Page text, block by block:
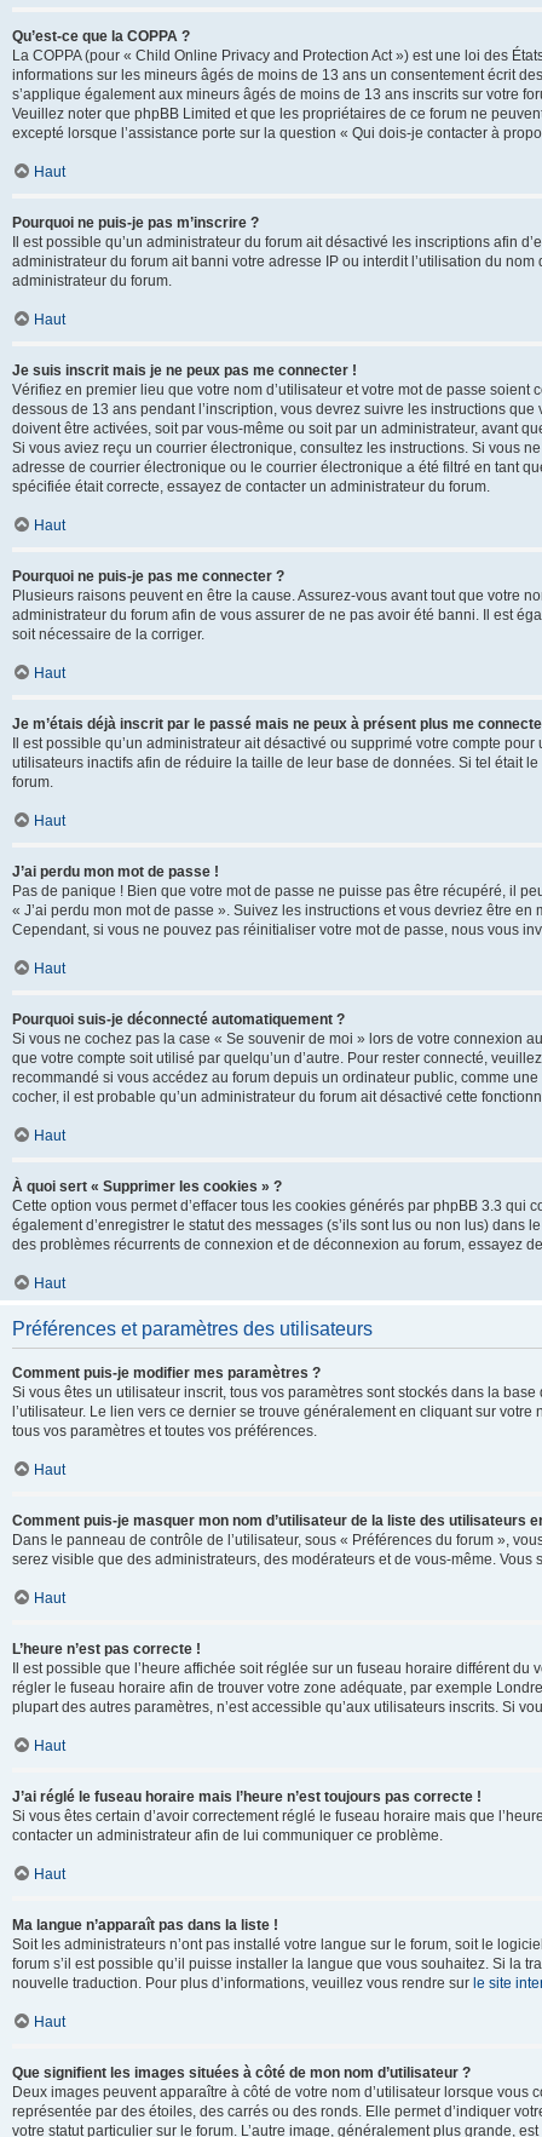
Qu’est-ce que la COPPA ?
La COPPA (pour « Child Online Privacy and Protection Act ») est une loi des
informations sur les mineurs âgés de moins de 13 ans un consentement écrit
s’applique également aux mineurs âgés de moins de 13 ans inscrits sur votre
Veuillez noter que phpBB Limited et que les propriétaires de ce forum ne
excepté lorsque l’assistance porte sur la question « Qui dois-je contacter à
Haut
Pourquoi ne puis-je pas m’inscrire ?
Il est possible qu’un administrateur du forum ait désactivé les inscriptions afin
administrateur du forum ait banni votre adresse IP ou interdit l’utilisation du
administrateur du forum.
Haut
Je suis inscrit mais je ne peux pas me connecter !
Vérifiez en premier lieu que votre nom d’utilisateur et votre mot de passe
dessous de 13 ans pendant l’inscription, vous devrez suivre les instructions
doivent être activées, soit par vous-même ou soit par un administrateur, avant
Si vous aviez reçu un courrier électronique, consultez les instructions. Si vous
adresse de courrier électronique ou le courrier électronique a été filtré en tant
spécifiée était correcte, essayez de contacter un administrateur du forum.
Haut
Pourquoi ne puis-je pas me connecter ?
Plusieurs raisons peuvent en être la cause. Assurez-vous avant tout que votre
administrateur du forum afin de vous assurer de ne pas avoir été banni. Il est
soit nécessaire de la corriger.
Haut
Je m’étais déjà inscrit par le passé mais ne peux à présent plus me
Il est possible qu’un administrateur ait désactivé ou supprimé votre compte
utilisateurs inactifs afin de réduire la taille de leur base de données. Si tel était
forum.
Haut
J’ai perdu mon mot de passe !
Pas de panique ! Bien que votre mot de passe ne puisse pas être récupéré, il
« J’ai perdu mon mot de passe ». Suivez les instructions et vous devriez être
Cependant, si vous ne pouvez pas réinitialiser votre mot de passe, nous vous
Haut
Pourquoi suis-je déconnecté automatiquement ?
Si vous ne cochez pas la case « Se souvenir de moi » lors de votre connexion
que votre compte soit utilisé par quelqu’un d’autre. Pour rester connecté,
recommandé si vous accédez au forum depuis un ordinateur public, comme
cocher, il est probable qu’un administrateur du forum ait désactivé cette
Haut
À quoi sert « Supprimer les cookies » ?
Cette option vous permet d’effacer tous les cookies générés par phpBB 3.3
également d’enregistrer le statut des messages (s’ils sont lus ou non lus)
des problèmes récurrents de connexion et de déconnexion au forum, essayez
Haut
Préférences et paramètres des utilisateurs
Comment puis-je modifier mes paramètres ?
Si vous êtes un utilisateur inscrit, tous vos paramètres sont stockés dans la
l’utilisateur. Le lien vers ce dernier se trouve généralement en cliquant sur
tous vos paramètres et toutes vos préférences.
Haut
Comment puis-je masquer mon nom d’utilisateur de la liste des utilisateurs
Dans le panneau de contrôle de l’utilisateur, sous « Préférences du forum »,
serez visible que des administrateurs, des modérateurs et de vous-même.
Haut
L’heure n’est pas correcte !
Il est possible que l’heure affichée soit réglée sur un fuseau horaire différent
régler le fuseau horaire afin de trouver votre zone adéquate, par exemple
plupart des autres paramètres, n’est accessible qu’aux utilisateurs inscrits. Si
Haut
J’ai réglé le fuseau horaire mais l’heure n’est toujours pas correcte !
Si vous êtes certain d’avoir correctement réglé le fuseau horaire mais que
contacter un administrateur afin de lui communiquer ce problème.
Haut
Ma langue n’apparaît pas dans la liste !
Soit les administrateurs n’ont pas installé votre langue sur le forum, soit le
forum s’il est possible qu’il puisse installer la langue que vous souhaitez. Si la
nouvelle traduction. Pour plus d’informations, veuillez vous rendre sur le site
Haut
Que signifient les images situées à côté de mon nom d’utilisateur ?
Deux images peuvent apparaître à côté de votre nom d’utilisateur lorsque
représentée par des étoiles, des carrés ou des ronds. Elle permet d’indiquer
votre statut particulier sur le forum. L’autre image, généralement plus grande,